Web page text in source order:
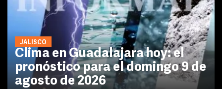
JALISCO
Clima en Guadalajara hoy: el
pronóstico para el domingo 9 de
agosto de 2026